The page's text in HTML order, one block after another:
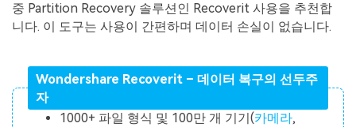
중 Partition Recovery 솔루션인 Recoverit 사용을 추천합
니다. 이 도구는 사용이 간편하며 데이터 손실이 없습니다.
Wondershare Recoverit – 데이터 복구의 선두주
자
1000+ 파일 형식 및 100만 개 기기(카메라,